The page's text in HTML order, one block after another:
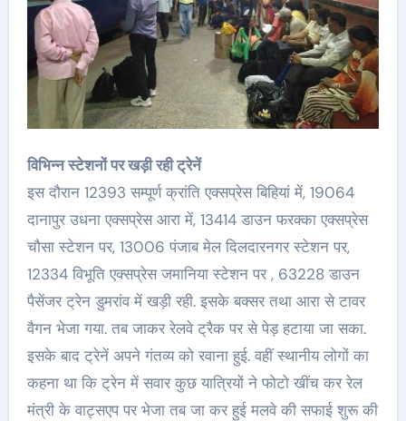
विभिन्न स्टेशनों पर खड़ी रही ट्रेनें
इस दौरान 12393 सम्पूर्ण क्रांति एक्सप्रेस बिहियां में, 19064
दानापुर उधना एक्सप्रेस आरा में, 13414 डाउन फरक्का एक्सप्रेस
चौसा स्टेशन पर, 13006 पंजाब मेल दिलदारनगर स्टेशन पर,
12334 विभूति एक्सप्रेस जमानिया स्टेशन पर , 63228 डाउन
पैसेंजर ट्रेन डुमरांव में खड़ी रही. इसके बक्सर तथा आरा से टावर
वैगन भेजा गया. तब जाकर रेलवे ट्रैक पर से पेड़ हटाया जा सका.
इसके बाद ट्रेनें अपने गंतव्य को रवाना हुई. वहीं स्थानीय लोगों का
कहना था कि ट्रेन में सवार कुछ यात्रियों ने फोटो खींच कर रेल
मंत्री के वाट्सएप पर भेजा तब जा कर हुई मलवे की सफाई शुरू की